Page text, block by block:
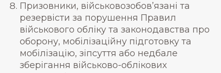
Призовники, військовозобов’язані та
резервісти за порушення Правил
військового обліку та законодавства про
оборону, мобілізаційну підготовку та
мобілізацію, зіпсуття або недбале
зберігання військово-облікових